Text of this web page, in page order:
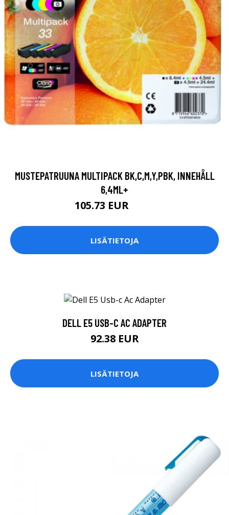
MUSTEPATRUUNA MULTIPACK BK,C,M,Y,PBK, INNEHÅLL
6,4ML+
105.73 EUR
LISÄTIETOJA
DELL E5 USB-C AC ADAPTER
92.38 EUR
LISÄTIETOJA